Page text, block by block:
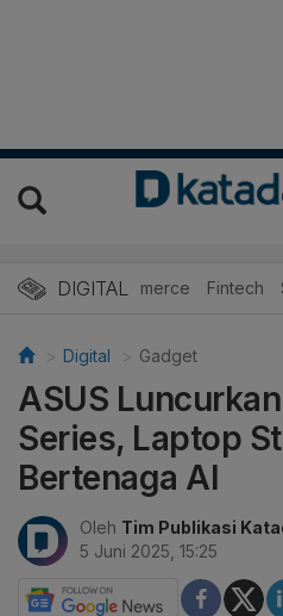
DIGITALE-Commerce Fintech
Digital Gadget
ASUS
Series, Laptop
Bertenaga AI
Oleh Tim Publikasi
5 Juni 2025, 15:25